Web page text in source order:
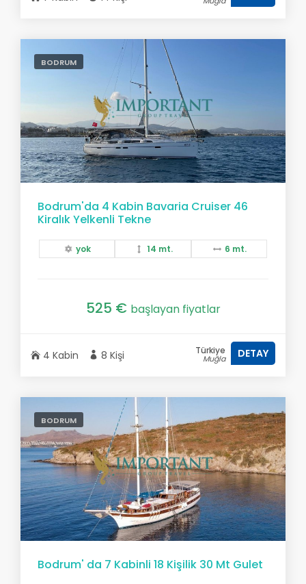
BODRUM
Bodrum'da 4 Kabin Bavaria Cruiser 46
Kiralık Yelkenli Tekne
yok 14 mt. 6 mt.
525 € başlayan fiyatlar
4 Kabin 8 Kişi Türkiye
Muğla DETAY
BODRUM
Bodrum' da 7 Kabinli 18 Kişilik 30 Mt Gulet